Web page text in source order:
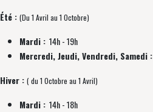
Été : (Du 1 Avril au 1 Octobre)
Mardi : 14h - 19h
Mercredi, Jeudi, Vendredi, Samedi :
Hiver : ( du 1 Octobre au 1 Avril)
Mardi : 14h - 18h